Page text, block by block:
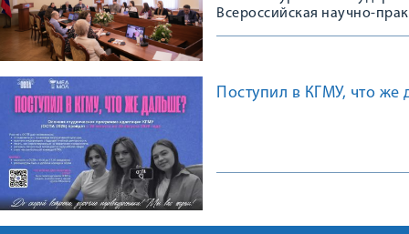
Всероссийская научно-
Поступил в КГМУ, что же